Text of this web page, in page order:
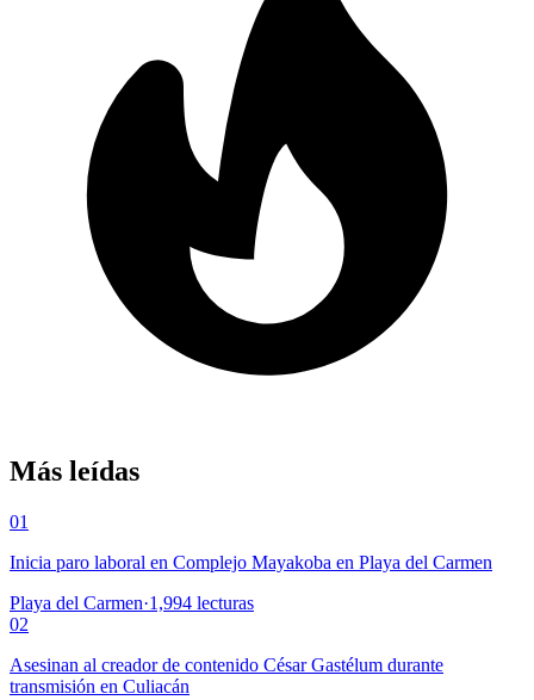
Más leídas
01
Inicia paro laboral en Complejo Mayakoba en Playa del Carmen
Playa del Carmen·1,994 lecturas
02
Asesinan al creador de contenido César Gastélum durante
transmisión en Culiacán